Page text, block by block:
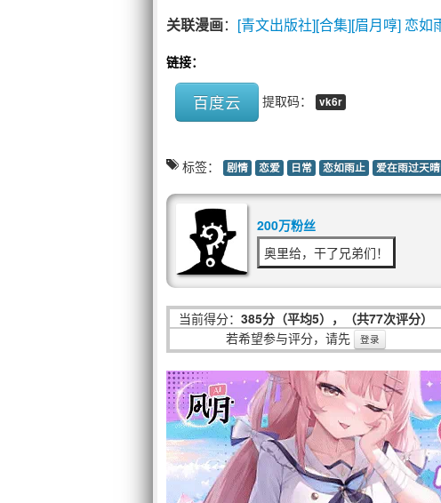
关联漫画： [青文出版社][合集][眉月啍] 恋
链接：
百度云 提取码： vk6r
标签： 剧情 恋爱 日常 恋如雨止 爱在雨过天
200万粉丝
奥里给，干了兄弟们！
当前得分： 385分（平均5），（共77次评分）
若希望参与评分，请先
登录